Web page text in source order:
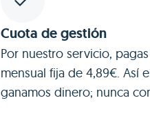
Cuota de gestión
Por nuestro servicio,
mensual fija de 4,89€. Así
ganamos dinero; nunca